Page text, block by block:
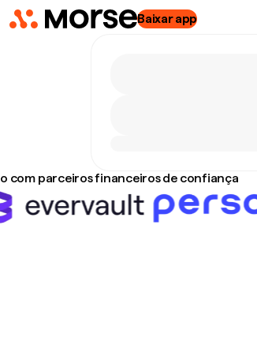
Baixar app
com parceiros financeiros de confiança